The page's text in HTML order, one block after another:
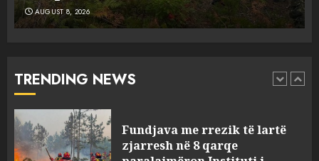
AUGUST 8, 2026
TRENDING NEWS
2
Fundjava me rrezik të lartë
deri në 39°C
“Kthehu në Shqipëri”/ Sulm
racist në rrjetet sociale ndaj